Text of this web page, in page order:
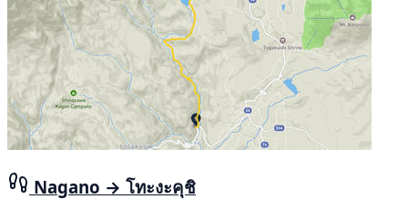
Nagano → โทะงะคุชิ